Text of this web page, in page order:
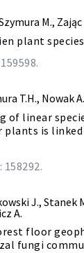
M., Zając
plant
T.H., Nowak
of linear
plants is
J., Stanek
A.
floor
fungi